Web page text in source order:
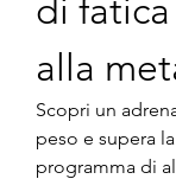
di
alla
Scopri un
peso e supera
programma di